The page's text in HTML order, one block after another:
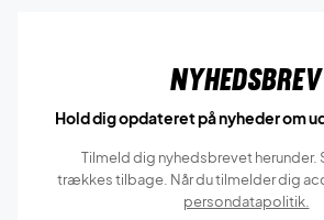
Nyhedsbrev
Hold dig opdateret på nyheder om
Tilmeld dig nyhedsbrevet herunder.
trækkes tilbage. Når du tilmelder dig
persondatapolitik.